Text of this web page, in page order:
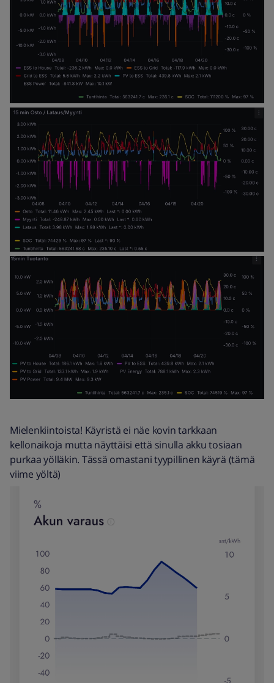
Mielenkiintoista! Käyristä ei näe kovin tarkkaan
kellonaikoja mutta näyttäisi että sinulla akku tosiaan
purkaa yölläkin. Tässä omastani tyypillinen käyrä (tämä
viime yöltä)